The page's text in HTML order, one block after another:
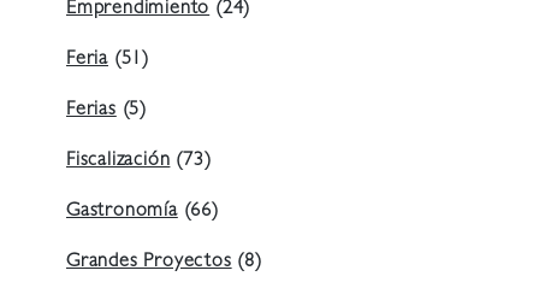
Emprendimiento(24)
Feria (51)
Ferias(5)
Fiscalización(73)
Gastronomía(66)
Grandes Proyectos(8)